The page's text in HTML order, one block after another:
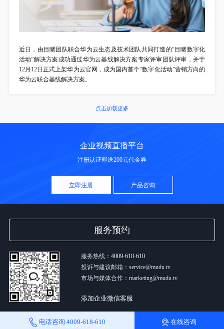
近日，由目睹团队联合华为云生态及技术团队共同打造的“目睹数字化
活动”解决方案成功通过华为云基线解决方案专家评审团队评审，并于
12月12日正式上架华为云官网，成为国内首个“数字化活动”营销方向的
华为云联合基线解决方案。
点击加载更多
企业视频直播平台
注册认证即送200元代金券
立即注册 产品咨询
服务预约
服务热线：4009-618-610
投诉与建议邮箱：service@mudu.tv
市场与媒体合作：marketing@mudu.tv
添加企业微信客服
电话咨询 4009-618-610 在线咨询